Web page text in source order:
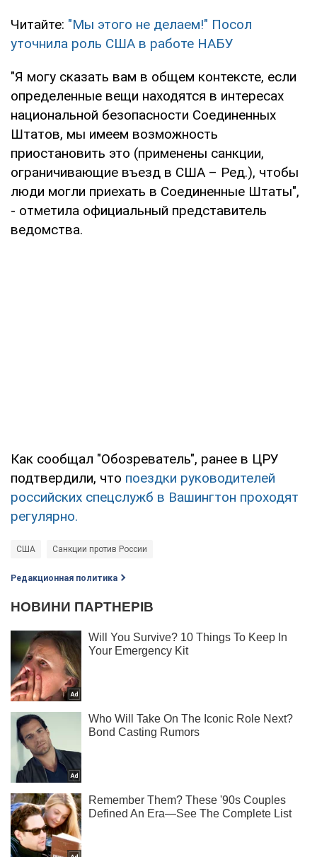
Читайте: "Мы этого не делаем!" Посол
уточнила роль США в работе НАБУ
"Я могу сказать вам в общем контексте, если
определенные вещи находятся в интересах
национальной безопасности Соединенных
Штатов, мы имеем возможность
приостановить это (применены санкции,
ограничивающие въезд в США – Ред.), чтобы
люди могли приехать в Соединенные Штаты",
- отметила официальный представитель
ведомства.
Как сообщал "Обозреватель", ранее в ЦРУ
подтвердили, что поездки руководителей
российских спецслужб в Вашингтон проходят
регулярно.
США Санкции против России
Редакционная политика